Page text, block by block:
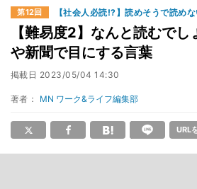
第12回 【社会人必読!?】読めそうで読め
【難易度2】なんと読むで
や新聞で目にする言葉
掲載日 2023/05/04 14:30
著者： MN ワーク&ライフ編集部
URL